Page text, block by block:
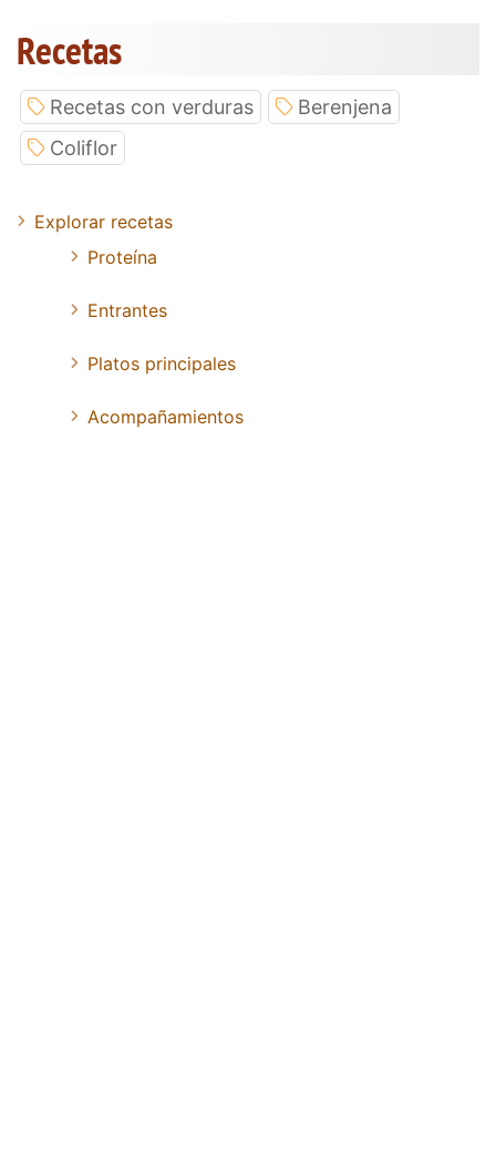
Recetas
Recetas con verduras
Berenjena
Coliflor
Explorar recetas
Proteína
Entrantes
Platos principales
Acompañamientos